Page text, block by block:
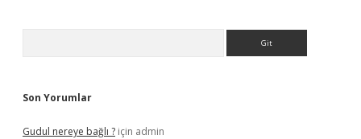
Son Yorumlar
Gudul nereye bağlı ? için admin